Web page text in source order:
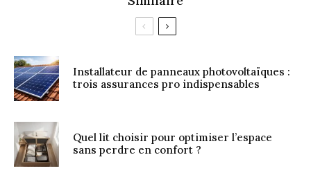
Installateur de panneaux photovoltaïques :
trois assurances pro indispensables
Quel lit choisir pour optimiser l’espace
sans perdre en confort ?